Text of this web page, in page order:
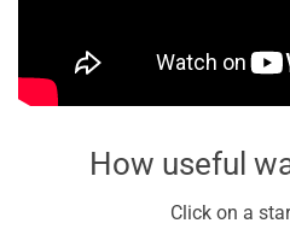
How useful
Click on a